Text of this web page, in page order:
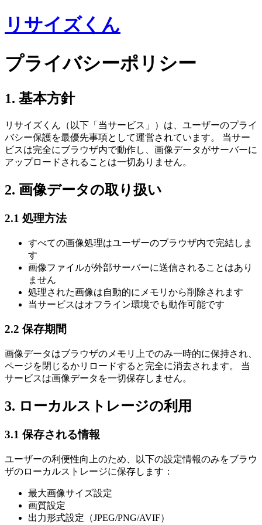
リサイズくん
プライバシーポリシー
1. 基本方針
リサイズくん（以下「当サービス」）は、ユーザーのプライ
バシー保護を最優先事項として運営されています。 当サー
ビスは完全にブラウザ内で動作し、画像データがサーバーに
アップロードされることは一切ありません。
2. 画像データの取り扱い
2.1 処理方法
すべての画像処理はユーザーのブラウザ内で完結しま
す
画像ファイルが外部サーバーに送信されることはあり
ません
処理された画像は自動的にメモリから削除されます
当サービスはオフライン環境でも動作可能です
2.2 保存期間
画像データはブラウザのメモリ上でのみ一時的に保持され、
ページを閉じるかリロードすると完全に消去されます。 当
サービスは画像データを一切保存しません。
3. ローカルストレージの利用
3.1 保存される情報
ユーザーの利便性向上のため、以下の設定情報のみをブラウ
ザのローカルストレージに保存します：
最大画像サイズ設定
画質設定
出力形式設定（JPEG/PNG/AVIF）